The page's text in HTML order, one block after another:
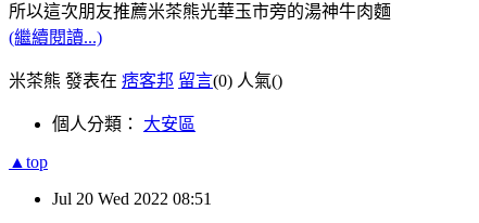
所以這次朋友推薦米茶熊光華玉市旁的湯神牛肉麵
(繼續閱讀...)
米茶熊 發表在 痞客邦 留言(0) 人氣()
個人分類： 大安區
▲top
Jul 20 Wed 2022 08:51